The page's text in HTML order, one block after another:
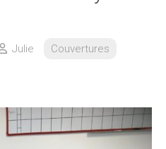
Julie
Couvertures